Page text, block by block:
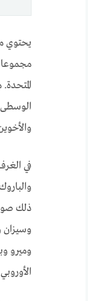
يحتوي
في
ذلك
وسيزان
وميرو